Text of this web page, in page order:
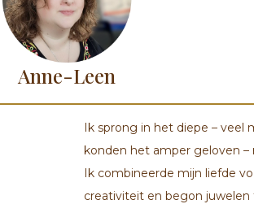
Anne-Leen
Ik sprong in het diepe – veel
konden het amper geloven –
Ik combineerde mijn liefde
creativiteit en begon juwelen